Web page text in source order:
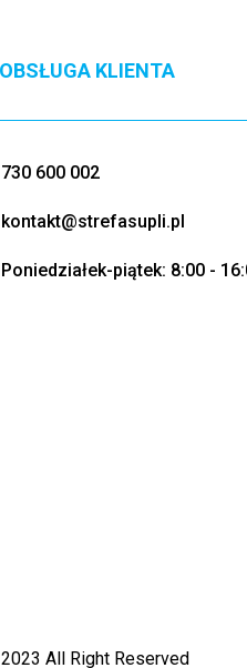
OBSŁUGA KLIENTA
730 600 002
kontakt@strefasupli.pl
Poniedziałek-piątek: 8:00 -
All Right Reserved